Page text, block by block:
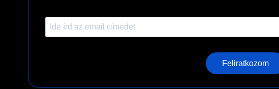
Feliratkozom